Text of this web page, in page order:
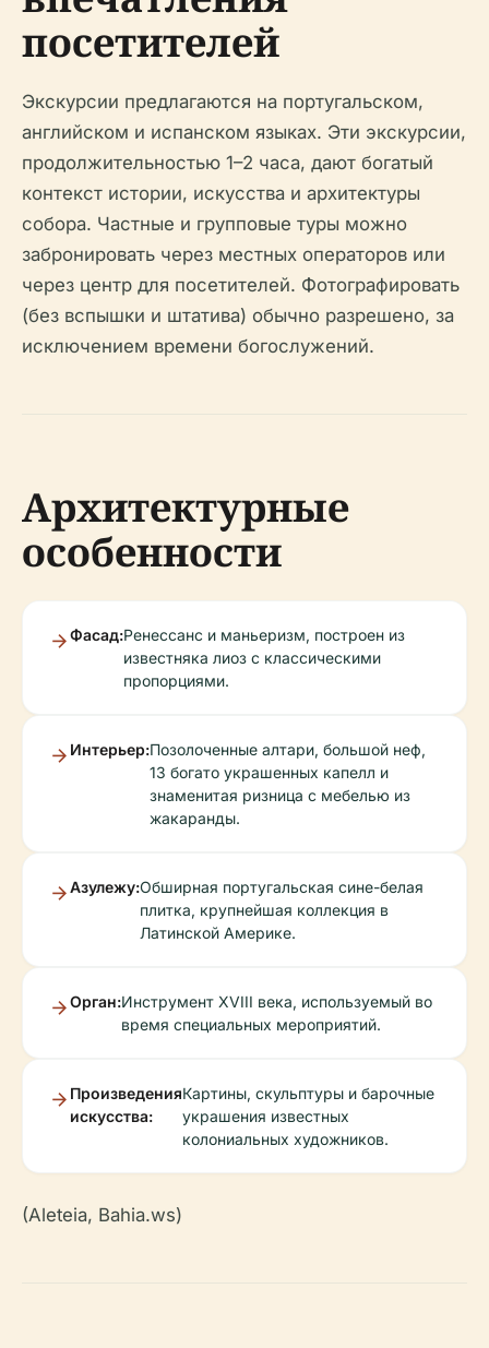
посетителей
Экскурсии предлагаются на португальском,
английском и испанском языках. Эти экскурсии,
продолжительностью 1–2 часа, дают богатый
контекст истории, искусства и архитектуры
собора. Частные и групповые туры можно
забронировать через местных операторов или
через центр для посетителей. Фотографировать
(без вспышки и штатива) обычно разрешено, за
исключением времени богослужений.
Архитектурные
особенности
Фасад:Ренессанс и маньеризм, построен из
известняка лиоз с классическими
пропорциями.
Интерьер:Позолоченные алтари, большой неф,
13 богато украшенных капелл и
знаменитая ризница с мебелью из
жакаранды.
Азулежу:Обширная португальская сине-белая
плитка, крупнейшая коллекция в
Латинской Америке.
Орган:Инструмент XVIII века, используемый во
время специальных мероприятий.
Произведения
искусства:
Картины, скульптуры и барочные
украшения известных
колониальных художников.
(Aleteia, Bahia.ws)